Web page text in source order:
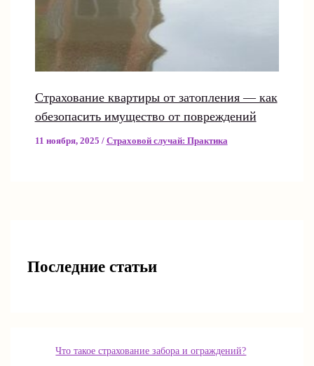
Страхование квартиры от затопления — как
обезопасить имущество от повреждений
11 ноября, 2025 / Страховой случай: Практика
Последние статьи
Что такое страхование забора и ограждений?